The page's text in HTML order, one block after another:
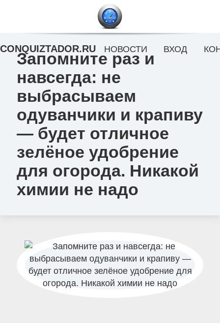
Запомните раз и
навсегда: не
выбрасываем
одуванчики и крапиву
— будет отличное
зелёное удобрение
для огорода. Никакой
химии не надо
CONQUIZTADOR.RU НОВОСТИ ВХОД